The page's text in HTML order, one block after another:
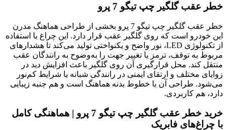
خطر عقب گلگیر چپ تیگو 7 پرو
خطر عقب گلگیر چپ تیگو 7 پرو بخشی از طراحی هماهنگ مدرن
این خودرو است که روی گلگیر عقب قرار دارد. این چراغ با استفاده
از تکنولوژی LED، نور واضح و یکنواختی تولید می‌کند تا هشدارهای
مربوط به توقف، ترمز یا تغییر جهت را به‌وضوح به رانندگان عقب
منتقل کند. محل قرارگیری آن روی گلگیر باعث افزایش دید در
زوایای مختلف و ارتقای ایمنی در رانندگی شبانه یا شرایط کم‌نور
می‌شود. طراحی آن با خطوط بدنه هماهنگ است و هم جنبه زیبایی
دارد، هم کاربردی.
خرید خطر عقب گلگیر چپ تیگو 7 پرو | هماهنگی کامل
با چراغ‌های فابریک